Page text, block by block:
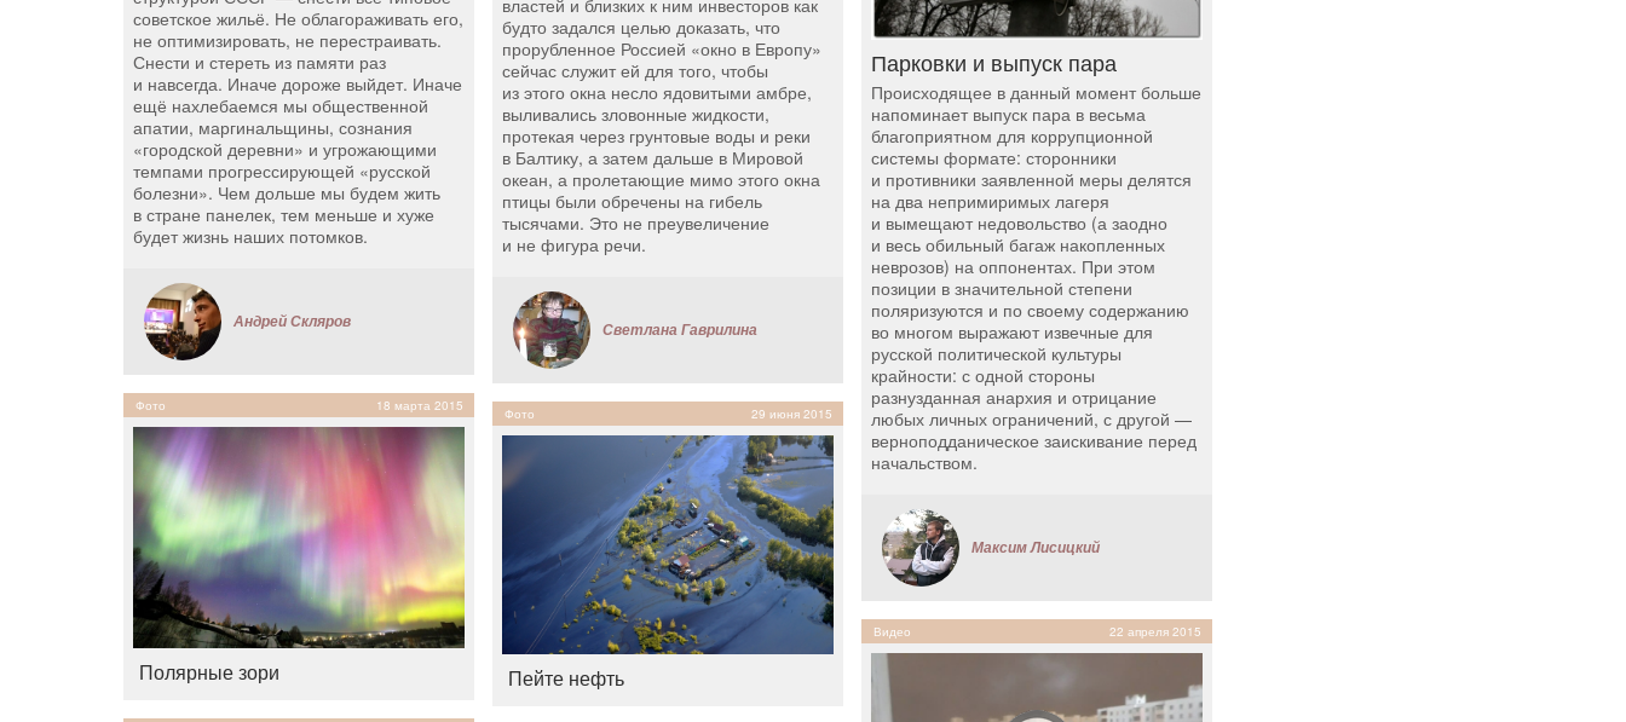
советское жильё. Не облагораживать его,
не оптимизировать, не перестраивать.
Снести и стереть из памяти раз
и навсегда. Иначе дороже выйдет. Иначе
ещё нахлебаемся мы общественной
апатии, маргинальщины, сознания
«городской деревни» и угрожающими
темпами прогрессирующей «русской
болезни». Чем дольше мы будем жить
в стране панелек, тем меньше и хуже
будет жизнь наших потомков.
Андрей Скляров
Фото 18 марта 2015
Полярные зори
властей и близких к ним инвесторов как
будто задался целью доказать, что
прорубленное Россией «окно в Европу»
сейчас служит ей для того, чтобы
из этого окна несло ядовитыми амбре,
выливались зловонные жидкости,
протекая через грунтовые воды и реки
в Балтику, а затем дальше в Мировой
океан, а пролетающие мимо этого окна
птицы были обречены на гибель
тысячами. Это не преувеличение
и не фигура речи.
Светлана Гаврилина
Фото 29 июня 2015
Пейте нефть
Парковки и выпуск пара
Происходящее в данный момент больше
напоминает выпуск пара в весьма
благоприятном для коррупционной
системы формате: сторонники
и противники заявленной меры делятся
на два непримиримых лагеря
и вымещают недовольство (а заодно
и весь обильный багаж накопленных
неврозов) на оппонентах. При этом
позиции в значительной степени
поляризуются и по своему содержанию
во многом выражают извечные для
русской политической культуры
крайности: с одной стороны
разнузданная анархия и отрицание
любых личных ограничений, с другой —
верноподданическое заискивание перед
начальством.
Максим Лисицкий
Видео 22 апреля 2015